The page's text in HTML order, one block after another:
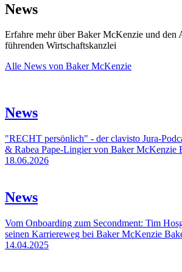
News
Erfahre mehr über Baker McKenzie und den
führenden Wirtschaftskanzlei
Alle News von Baker McKenzie
News
"RECHT persönlich" - der clavisto Jura-
& Rabea Pape-Lingier von Baker McKenzie
18.06.2026
News
Vom Onboarding zum Secondment: Tim
seinen Karriereweg bei Baker McKenzie
14.04.2025